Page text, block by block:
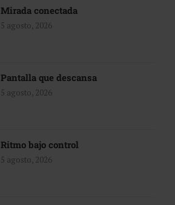
Mirada conectada
5 agosto, 2026
Pantalla que descansa
5 agosto, 2026
Ritmo bajo control
5 agosto, 2026